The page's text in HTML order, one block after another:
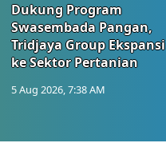
Dukung Program
Swasembada Pangan,
Tridjaya Group Ekspansi
ke Sektor Pertanian
5 Aug 2026, 7:38 AM